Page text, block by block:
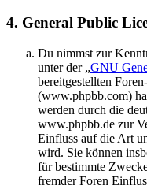
4. General Public
Du nimmst zur
unter der „GNU
bereitgestellten
(www.phpbb.com)
werden durch die
www.phpbb.de zur
Einfluss auf die Art
wird. Sie können
für bestimmte
fremder Foren